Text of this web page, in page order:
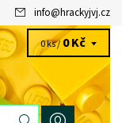
info@hrackyjvj.cz
0 ks /0 Kč